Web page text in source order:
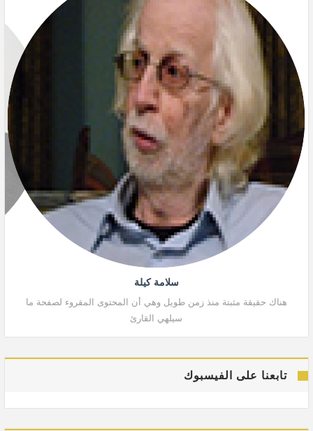
سلامة كيلة
هناك حقيقة مثبتة منذ زمن طويل وهي أن المحتوى المقروء لصفحة ما
سيلهي القارئ
تابعنا على الفيسبوك